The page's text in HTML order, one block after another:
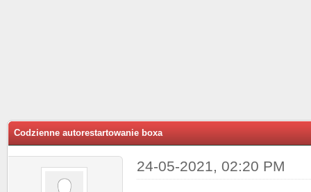
Codzienne autorestartowanie boxa
24-05-2021, 02:20 PM